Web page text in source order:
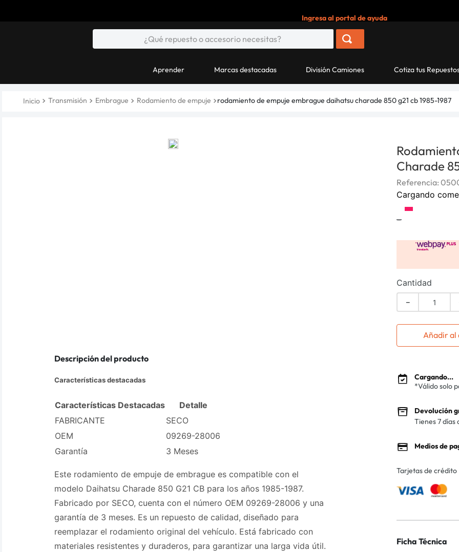
Ingresa al portal de ayuda
Aprender Marcas destacadas División Camiones Cotiza tus
Transmisión Embrague Rodamiento de empuje rodamiento de empuje embrague daihatsu charade 850 g21 cb 1985-1987
Descripción del producto
Características destacadas
Características Destacadas
Detalle
FABRICANTE
SECO
OEM
09269-28006
Garantía
3 Meses
Este rodamiento de empuje de embrague es compatible con el
modelo Daihatsu Charade 850 G21 CB para los años 1985-1987.
Fabricado por SECO, cuenta con el número OEM 09269-28006 y una
garantía de 3 meses. Es un repuesto de calidad, diseñado para
reemplazar el rodamiento original del vehículo. Está fabricado con
materiales resistentes y duraderos, para garantizar una larga vida útil.
Charade
Referencia:
Cargando
-
Cantidad
－
Añadir
Cargando...
*Válido solo
Devolución
Tienes 7 días
Medios de
Tarjetas de crédito
Ficha Técnica